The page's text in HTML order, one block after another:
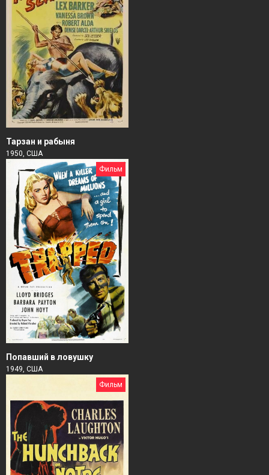
Тарзан и рабыня
1950, США
Фильм
Попавший в ловушку
1949, США
Фильм